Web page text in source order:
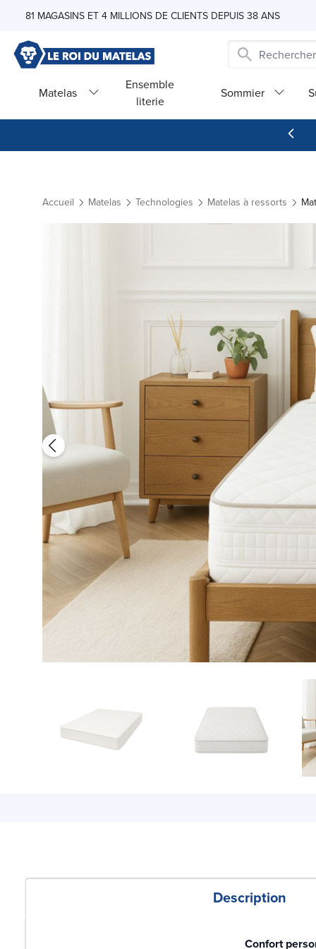
81 MAGASINS ET 4 MILLIONS DE CLIENTS DEPUIS 38 ANS
Matelas
Ensemble
literie
Sommier
Accueil Matelas Technologies Matelas à ressorts
Description
Confort